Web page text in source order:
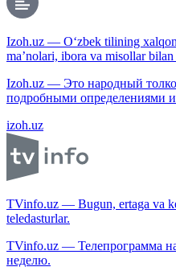
Izoh.uz — O‘zbek tilining
ma’nolari, ibora va misollar
Izoh.uz — Это народный
подробными определениями
izoh.uz
TVinfo.uz — Bugun, ertaga va
teledasturlar.
TVinfo.uz — Телепрограмма
неделю.